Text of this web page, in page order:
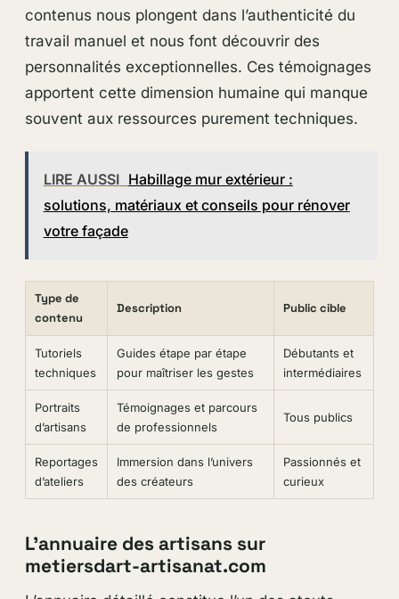
contenus nous plongent dans l’authenticité du
travail manuel et nous font découvrir des
personnalités exceptionnelles. Ces témoignages
apportent cette dimension humaine qui manque
souvent aux ressources purement techniques.
LIRE AUSSI Habillage mur extérieur :
solutions, matériaux et conseils pour rénover
votre façade
Type de
contenu
Description Public cible
Tutoriels
techniques
Guides étape par étape
pour maîtriser les gestes
Débutants et
intermédiaires
Portraits
d’artisans
Témoignages et parcours
de professionnels
Tous publics
Reportages
d’ateliers
Immersion dans l’univers
des créateurs
Passionnés et
curieux
L’annuaire des artisans sur
metiersdart-artisanat.com